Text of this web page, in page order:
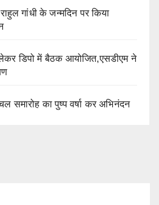
गांधी के जन्मदिन पर किया
डिपो में बैठक आयोजित,एसडीएम ने
समारोह का पुष्प वर्षा कर अभिनंदन